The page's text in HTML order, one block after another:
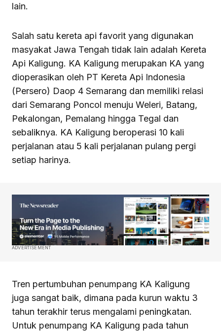
lain.
Salah satu kereta api favorit yang digunakan
masyakat Jawa Tengah tidak lain adalah Kereta
Api Kaligung. KA Kaligung merupakan KA yang
dioperasikan oleh PT Kereta Api Indonesia
(Persero) Daop 4 Semarang dan memiliki relasi
dari Semarang Poncol menuju Weleri, Batang,
Pekalongan, Pemalang hingga Tegal dan
sebaliknya. KA Kaligung beroperasi 10 kali
perjalanan atau 5 kali perjalanan pulang pergi
setiap harinya.
ADVERTISEMENT
Tren pertumbuhan penumpang KA Kaligung
juga sangat baik, dimana pada kurun waktu 3
tahun terakhir terus mengalami peningkatan.
Untuk penumpang KA Kaligung pada tahun